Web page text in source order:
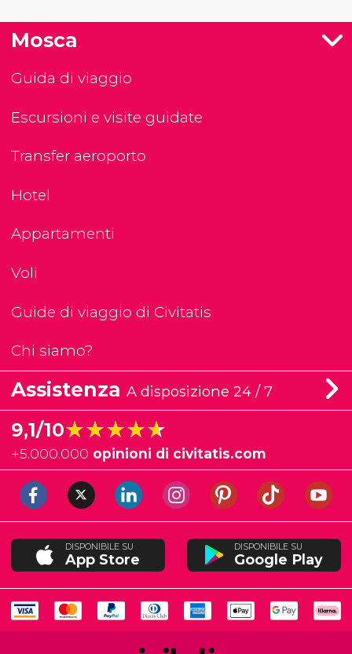
Mosca
Guida di viaggio
Escursioni e visite guidate
Transfer aeroporto
Hotel
Appartamenti
Voli
Guide di viaggio di Civitatis
Chi siamo?
Assistenza A disposizione 24 / 7
9,1/10★★★★★
★★★★★
+5.000.000 opinioni di civitatis.com
DISPONIBILE SU
App Store
DISPONIBILE SU
Google Play